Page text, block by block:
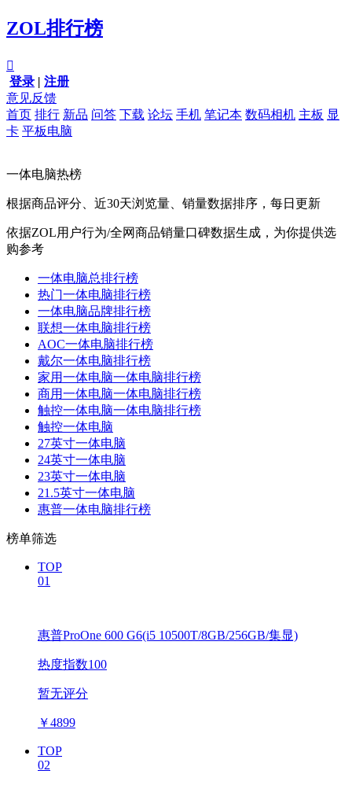
ZOL排行榜

登录 | 注册
意见反馈
首页 排行 新品 问答 下载 论坛 手机 笔记本 数码相机 主板 显
卡 平板电脑
一体电脑热榜
根据商品评分、近30天浏览量、销量数据排序，每日更新
依据ZOL用户行为/全网商品销量口碑数据生成，为你提供选
购参考
一体电脑总排行榜
热门一体电脑排行榜
一体电脑品牌排行榜
联想一体电脑排行榜
AOC一体电脑排行榜
戴尔一体电脑排行榜
家用一体电脑一体电脑排行榜
商用一体电脑一体电脑排行榜
触控一体电脑一体电脑排行榜
触控一体电脑
27英寸一体电脑
24英寸一体电脑
23英寸一体电脑
21.5英寸一体电脑
惠普一体电脑排行榜
榜单筛选
TOP
01
惠普ProOne 600 G6(i5 10500T/8GB/256GB/集显)
热度指数100
暂无评分
￥4899
TOP
02